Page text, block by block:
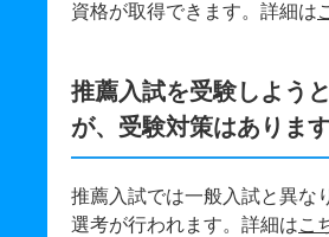
資格が取得できます。詳細は
推薦入試を受験しよう
が、受験対策はありま
推薦入試では一般入試と異な
選考が行われます。詳細はこ